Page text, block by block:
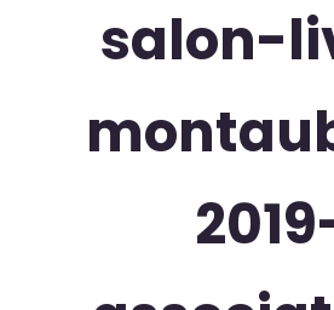
salon-